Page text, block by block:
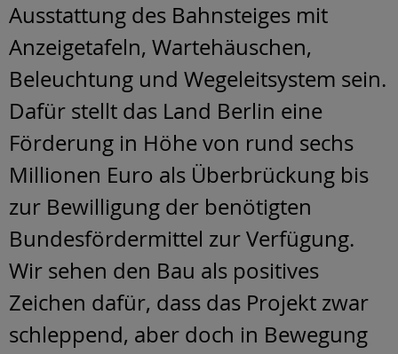
Ausstattung des Bahnsteiges mit
Anzeigetafeln, Wartehäuschen,
Beleuchtung und Wegeleitsystem sein.
Dafür stellt das Land Berlin eine
Förderung in Höhe von rund sechs
Millionen Euro als Überbrückung bis
zur Bewilligung der benötigten
Bundesfördermittel zur Verfügung.
Wir sehen den Bau als positives
Zeichen dafür, dass das Projekt zwar
schleppend, aber doch in Bewegung